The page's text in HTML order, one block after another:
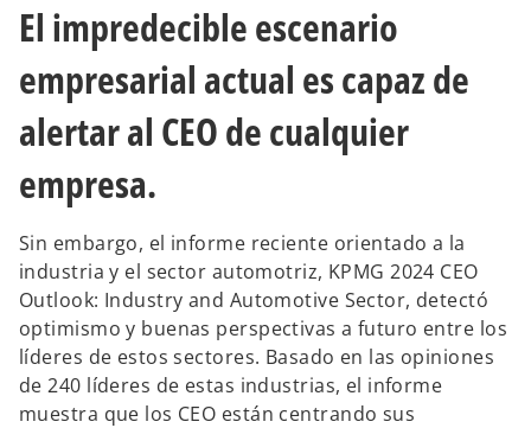
n
u
e
a
n
u
e
a
El impredecible escenario
empresarial actual es capaz de
alertar al CEO de cualquier
empresa.
Sin embargo, el informe reciente orientado a la
industria y el sector automotriz, KPMG 2024 CEO
Outlook: Industry and Automotive Sector, detectó
optimismo y buenas perspectivas a futuro entre los
líderes de estos sectores. Basado en las opiniones
de 240 líderes de estas industrias, el informe
muestra que los CEO están centrando sus